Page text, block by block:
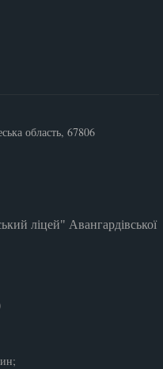
область, 67806
ліцей" Авангардівської